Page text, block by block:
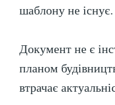
шаблону не існує.
Документ не є
планом
втрачає